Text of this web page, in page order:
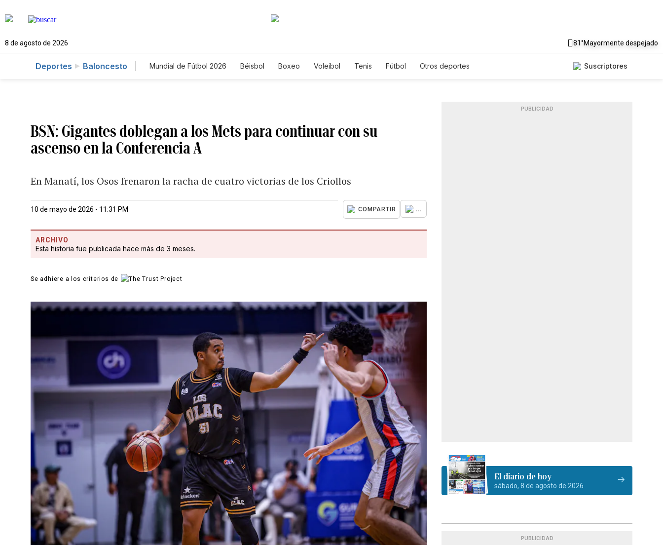
8 de agosto de 2026 81°Mayormente despejado
Deportes Baloncesto Mundial de Fútbol 2026 Béisbol Boxeo Voleibol Tenis Fútbol Otros deportes Suscriptores
BSN: Gigantes doblegan a los Mets para continuar con su
ascenso en la Conferencia A
En Manatí, los Osos frenaron la racha de cuatro victorias de los Criollos
10 de mayo de 2026 - 11:31 PM COMPARTIR ...
ARCHIVO
Esta historia fue publicada hace más de 3 meses.
Se adhiere a los criterios de
PUBLICIDAD
El diario de hoy
sábado, 8 de agosto de 2026
PUBLICIDAD